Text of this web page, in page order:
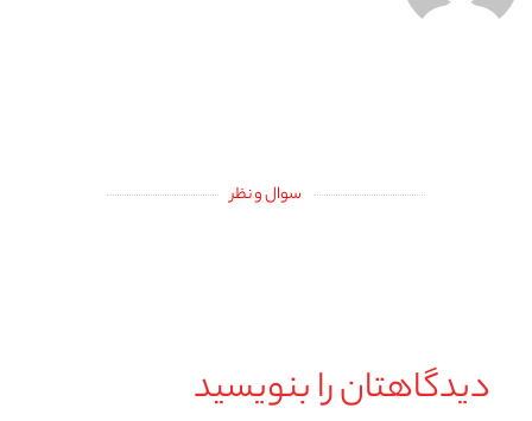
سوال و نظر
دیدگاهتان را بنویسید